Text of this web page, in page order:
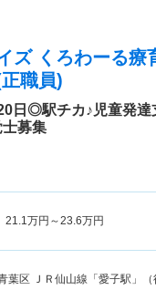
ズ くろわーる療
職員)
日◎駅チカ♪児童発
募集
21.1万円～23.6万円
葉区 ＪＲ仙山線「愛子駅」（